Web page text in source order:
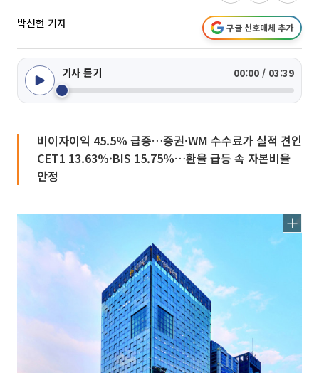
박선현 기자 구글 선호매체 추가
기사 듣기 00:00 / 03:39
비이자이익 45.5% 급증…증권·WM 수수료가 실적 견인
CET1 13.63%·BIS 15.75%…환율 급등 속 자본비율
안정